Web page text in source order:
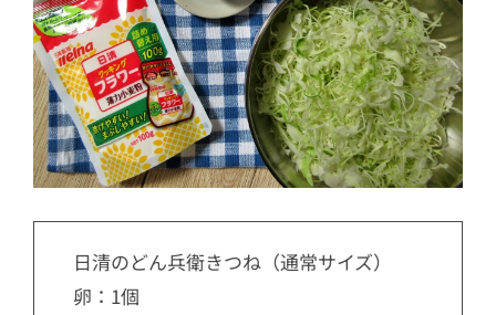
日清のどん兵衛きつね（通常サイズ）
卵：1個